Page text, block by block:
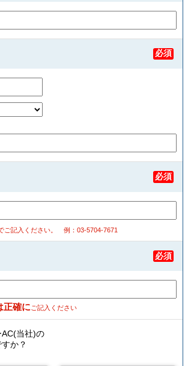
必須
必須
記入ください。 例：03-5704-7671
必須
正確にご記入ください
当社)の
か？